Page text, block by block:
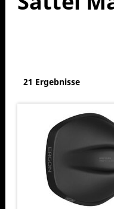
21 Ergebnisse